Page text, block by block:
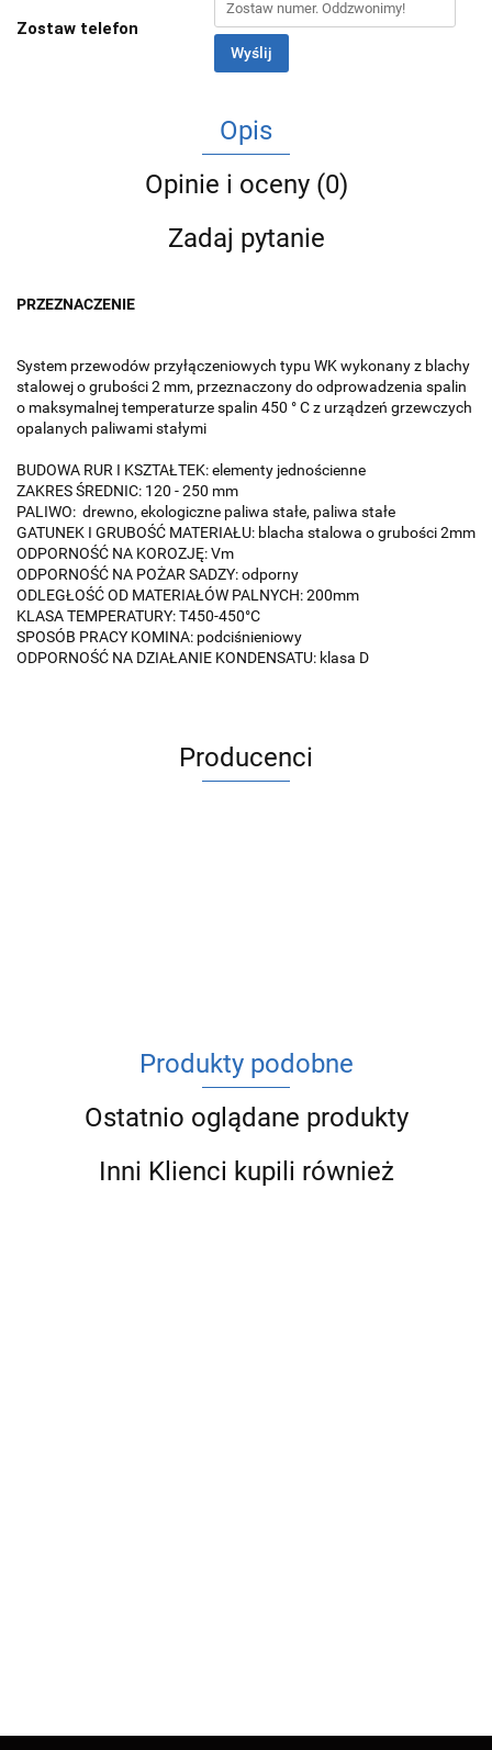
Zostaw telefon
Wyślij
Opis
Opinie i oceny (0)
Zadaj pytanie
PRZEZNACZENIE
System przewodów przyłączeniowych typu WK wykonany z blachy
stalowej o grubości 2 mm, przeznaczony do odprowadzenia spalin
o maksymalnej temperaturze spalin 450 ° C z urządzeń grzewczych
opalanych paliwami stałymi
BUDOWA RUR I KSZTAŁTEK: elementy jednościenne
ZAKRES ŚREDNIC: 120 - 250 mm
PALIWO: drewno, ekologiczne paliwa stałe, paliwa stałe
GATUNEK I GRUBOŚĆ MATERIAŁU: blacha stalowa o grubości 2mm
ODPORNOŚĆ NA KOROZJĘ: Vm
ODPORNOŚĆ NA POŻAR SADZY: odporny
ODLEGŁOŚĆ OD MATERIAŁÓW PALNYCH: 200mm
KLASA TEMPERATURY: T450-450°C
SPOSÓB PRACY KOMINA: podciśnieniowy
ODPORNOŚĆ NA DZIAŁANIE KONDENSATU: klasa D
Producenci
Produkty podobne
Ostatnio oglądane produkty
Inni Klienci kupili również